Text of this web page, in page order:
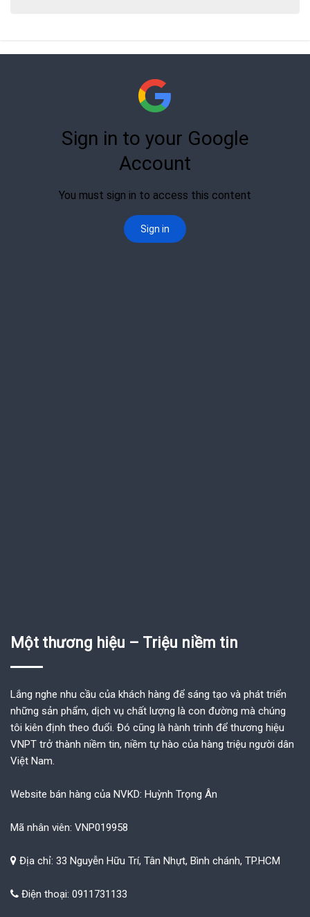
Một thương hiệu – Triệu niềm tin
Lắng nghe nhu cầu của khách hàng để sáng tạo và phát triển
những sản phẩm, dịch vụ chất lượng là con đường mà chúng
tôi kiên định theo đuổi. Đó cũng là hành trình để thương hiệu
VNPT trở thành niềm tin, niềm tự hào của hàng triệu người dân
Việt Nam.
Website bán hàng của NVKD: Huỳnh Trọng Ân
Mã nhân viên: VNP019958
Địa chỉ: 33 Nguyễn Hữu Trí, Tân Nhựt, Bình chánh, TP.HCM
Điện thoại: 0911731133